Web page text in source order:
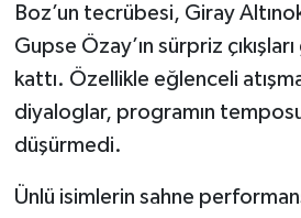
Boz’un tecrübesi, Giray
Gupse Özay’ın sürpriz
kattı. Özellikle eğlenceli
diyaloglar, programın
düşürmedi.
Ünlü isimlerin sahne